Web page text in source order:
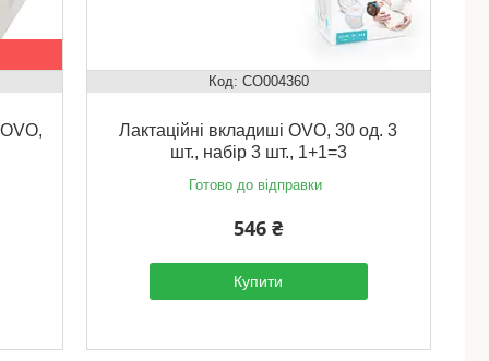
CO004360
Лактаційні вкладиші OVO, 30 од. 3
шт., набір 3 шт., 1+1=3
Готово до відправки
546 ₴
Купити